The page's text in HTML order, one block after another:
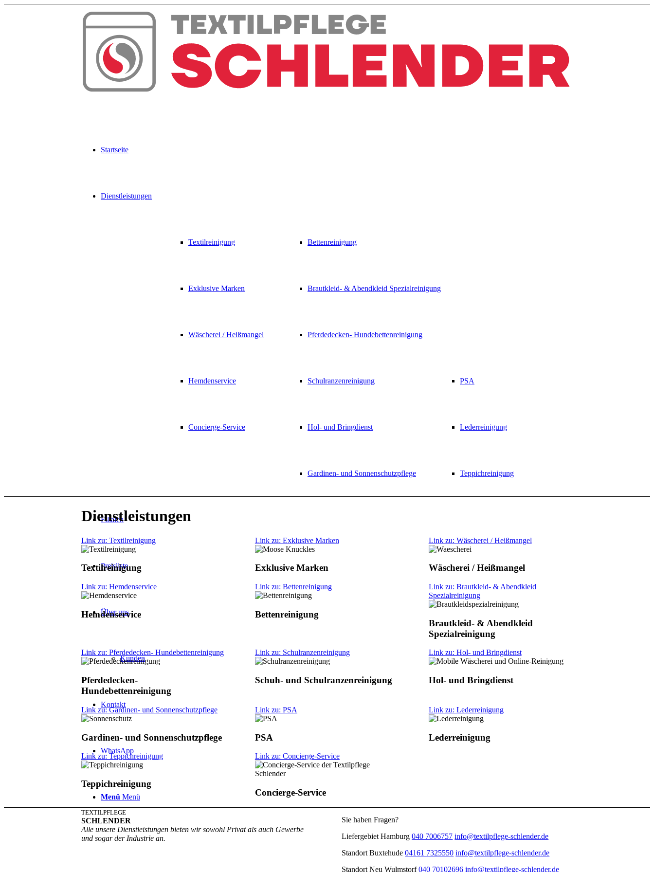
Startseite
Dienstleistungen
Textilreinigung
Exklusive Marken
Wäscherei / Heißmangel
Hemdenservice
Concierge-Service
Bettenreinigung
Brautkleid- & Abendkleid Spezialreinigung
Pferdedecken- Hundebettenreinigung
Schulranzenreinigung
Hol- und Bringdienst
Gardinen- und Sonnenschutzpflege
PSA
Lederreinigung
Teppichreinigung
Filialen
Preisliste
Über uns
Kunden
Kontakt
WhatsApp
Menü Menü
Dienstleistungen
Link zu: Textilreinigung
Textilreinigung
Link zu: Exklusive Marken
Exklusive Marken
Link zu: Wäscherei / Heißmangel
Wäscherei / Heißmangel
Link zu: Hemdenservice
Hemdenservice
Link zu: Bettenreinigung
Bettenreinigung
Link zu: Brautkleid- & Abendkleid
Spezialreinigung
Brautkleid- & Abendkleid
Spezialreinigung
Link zu: Pferdedecken- Hundebettenreinigung
Pferdedecken-
Hundebettenreinigung
Link zu: Schulranzenreinigung
Schuh- und Schulranzenreinigung
Link zu: Hol- und Bringdienst
Hol- und Bringdienst
Link zu: Gardinen- und Sonnenschutzpflege
Gardinen- und Sonnenschutzpflege
Link zu: PSA
PSA
Link zu: Lederreinigung
Lederreinigung
Link zu: Teppichreinigung
Teppichreinigung
Link zu: Concierge-Service
Concierge-Service
TEXTILPFLEGE
SCHLENDER
Alle unsere Dienstleistungen bieten wir sowohl Privat als auch Gewerbe
und sogar der Industrie an.
Sie haben Fragen?
Liefergebiet Hamburg040 7006757 info@textilpflege-schlender.de
Standort Buxtehude04161 7325550 info@textilpflege-schlender.de
Standort Neu Wulmstorf040 70102696 info@textilpflege-schlender.de